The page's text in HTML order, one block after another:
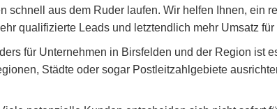
schnell aus dem Ruder laufen. Wir helfen Ihnen,
qualifizierte Leads und letztendlich mehr Umsatz für
für Unternehmen in Birsfelden und der Region ist
Städte oder sogar Postleitzahlgebiete